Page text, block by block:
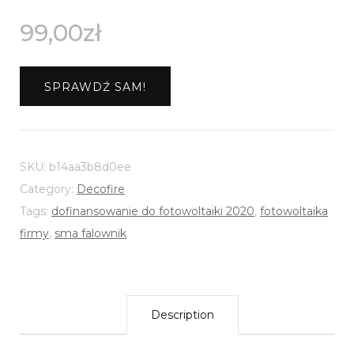
99,00zł
SPRAWDŹ SAM!
SKU: b14aa3b8d0ee
Category: Decofire
Tags: dofinansowanie do fotowoltaiki 2020, fotowoltaika
firmy, sma falownik
Description